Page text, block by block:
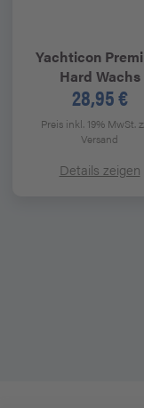
Yachticon
Hard Wachs
28,95 €
Preis inkl. 19% MwSt.
Versand
Details zeigen